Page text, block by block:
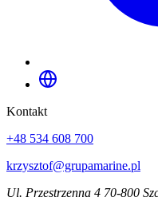
Kontakt
+48 534 608 700
krzysztof@grupamarine.pl
Ul. Przestrzenna 4 70-800